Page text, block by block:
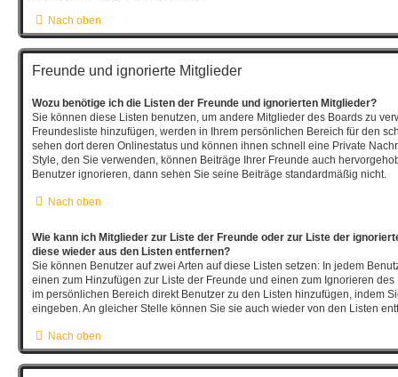
Nach oben
Freunde und ignorierte Mitglieder
Wozu benötige ich die Listen der Freunde und ignorierten Mitglieder?
Sie können diese Listen benutzen, um andere Mitglieder des Boards zu
Freundesliste hinzufügen, werden in Ihrem persönlichen Bereich für den
sehen dort deren Onlinestatus und können ihnen schnell eine Private
Style, den Sie verwenden, können Beiträge Ihrer Freunde auch
Benutzer ignorieren, dann sehen Sie seine Beiträge standardmäßig nicht.
Nach oben
Wie kann ich Mitglieder zur Liste der Freunde oder zur Liste der
diese wieder aus den Listen entfernen?
Sie können Benutzer auf zwei Arten auf diese Listen setzen: In jedem
einen zum Hinzufügen zur Liste der Freunde und einen zum Ignorieren
im persönlichen Bereich direkt Benutzer zu den Listen hinzufügen, indem
eingeben. An gleicher Stelle können Sie sie auch wieder von den Listen
Nach oben